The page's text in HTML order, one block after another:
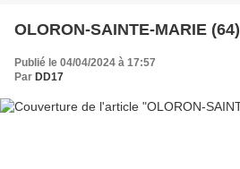
OLORON-SAINTE-MARIE (64)
Publié le 04/04/2024 à 17:57
Par DD17